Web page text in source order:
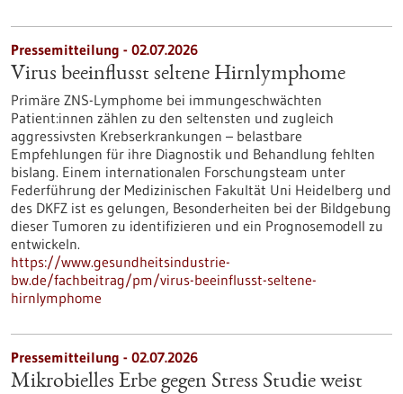
Pressemitteilung - 02.07.2026
Virus beeinflusst seltene Hirnlymphome
Primäre ZNS-Lymphome bei immungeschwächten
Patient:innen zählen zu den seltensten und zugleich
aggressivsten Krebserkrankungen – belastbare
Empfehlungen für ihre Diagnostik und Behandlung fehlten
bislang. Einem internationalen Forschungsteam unter
Federführung der Medizinischen Fakultät Uni Heidelberg und
des DKFZ ist es gelungen, Besonderheiten bei der Bildgebung
dieser Tumoren zu identifizieren und ein Prognosemodell zu
entwickeln.
https://www.gesundheitsindustrie-
bw.de/fachbeitrag/pm/virus-beeinflusst-seltene-
hirnlymphome
Pressemitteilung - 02.07.2026
Mikrobielles Erbe gegen Stress Studie weist